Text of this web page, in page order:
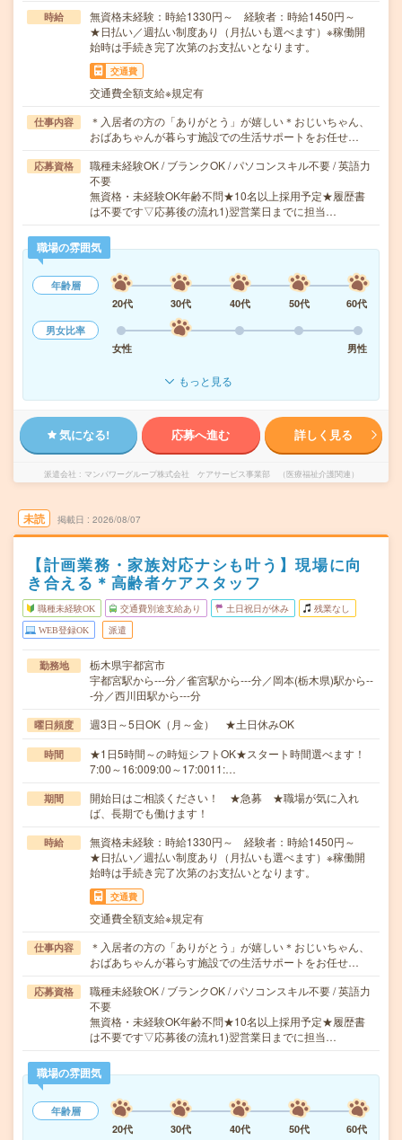
時給
無資格未経験：時給1330円～ 経験者：時給1450円～
★日払い／週払い制度あり（月払いも選べます）※稼働開
始時は手続き完了次第のお支払いとなります。
交通費
交通費全額支給※規定有
仕事内容
＊入居者の方の「ありがとう」が嬉しい＊おじいちゃん、
おばあちゃんが暮らす施設での生活サポートをお任せ…
応募資格
職種未経験OK / ブランクOK / パソコンスキル不要 / 英語力
不要
無資格・未経験OK年齢不問★10名以上採用予定★履歴書
は不要です▽応募後の流れ1)翌営業日までに担当…
職場の雰囲気
年齢層
20代
30代 40代 50代
60代
男女比率
女性
男性
もっと見る
気になる! 応募へ進む 詳しく見る
派遣会社 マンパワーグループ株式会社 ケアサービス事業部 （医療福祉介護関連）
未読 掲載日 2026/08/07
【計画業務・家族対応ナシも叶う】現場に向
き合える＊高齢者ケアスタッフ
職種未経験OK 交通費別途支給あり 土日祝日が休み 残業なし
WEB登録OK 派遣
勤務地
栃木県宇都宮市
宇都宮駅から---分／雀宮駅から---分／岡本(栃木県)駅から--
-分／西川田駅から---分
曜日頻度 週3日～5日OK（月～金） ★土日休みOK
時間
★1日5時間～の時短シフトOK★スタート時間選べます！
7:00～16:009:00～17:0011:…
期間
開始日はご相談ください！ ★急募 ★職場が気に入れ
ば、長期でも働けます！
時給
無資格未経験：時給1330円～ 経験者：時給1450円～
★日払い／週払い制度あり（月払いも選べます）※稼働開
始時は手続き完了次第のお支払いとなります。
交通費
交通費全額支給※規定有
仕事内容
＊入居者の方の「ありがとう」が嬉しい＊おじいちゃん、
おばあちゃんが暮らす施設での生活サポートをお任せ…
応募資格
職種未経験OK / ブランクOK / パソコンスキル不要 / 英語力
不要
無資格・未経験OK年齢不問★10名以上採用予定★履歴書
は不要です▽応募後の流れ1)翌営業日までに担当…
職場の雰囲気
年齢層
20代
30代 40代 50代 60代